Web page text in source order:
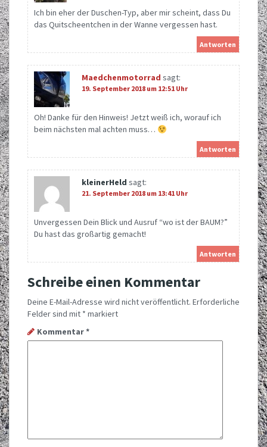
Ich bin eher der Duschen-Typ, aber mir scheint, dass Du
das Quitscheentchen in der Wanne vergessen hast.
Antworten
Maedchenmotorrad sagt:
19. September 2018 um 12:51 Uhr
Oh! Danke für den Hinweis! Jetzt weiß ich, worauf ich
beim nächsten mal achten muss…
Antworten
kleinerHeld sagt:
21. September 2018 um 13:41 Uhr
Unvergessen Dein Blick und Ausruf “wo ist der BAUM?”
Du hast das großartig gemacht!
Antworten
Schreibe einen Kommentar
Deine E-Mail-Adresse wird nicht veröffentlicht. Erforderliche
Felder sind mit * markiert
Kommentar*